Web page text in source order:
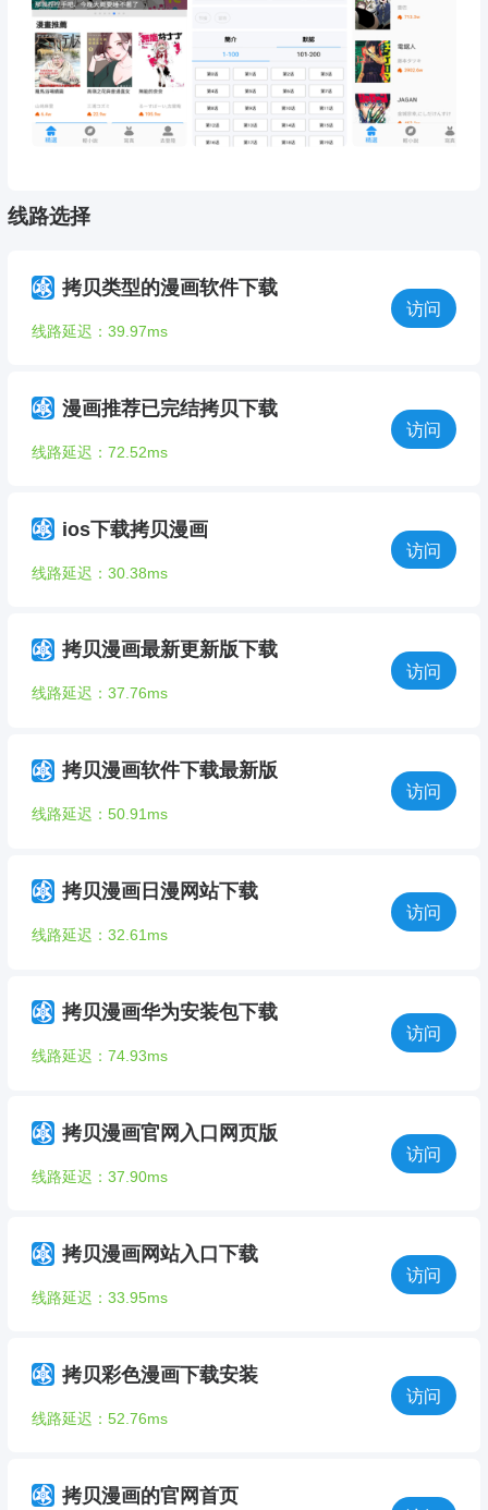
线路选择
拷贝类型的漫画软件下载
线路延迟：39.97ms
访问
漫画推荐已完结拷贝下载
线路延迟：72.52ms
访问
ios下载拷贝漫画
线路延迟：30.38ms
访问
拷贝漫画最新更新版下载
线路延迟：37.76ms
访问
拷贝漫画软件下载最新版
线路延迟：50.91ms
访问
拷贝漫画日漫网站下载
线路延迟：32.61ms
访问
拷贝漫画华为安装包下载
线路延迟：74.93ms
访问
拷贝漫画官网入口网页版
线路延迟：37.90ms
访问
拷贝漫画网站入口下载
线路延迟：33.95ms
访问
拷贝彩色漫画下载安装
线路延迟：52.76ms
访问
拷贝漫画的官网首页